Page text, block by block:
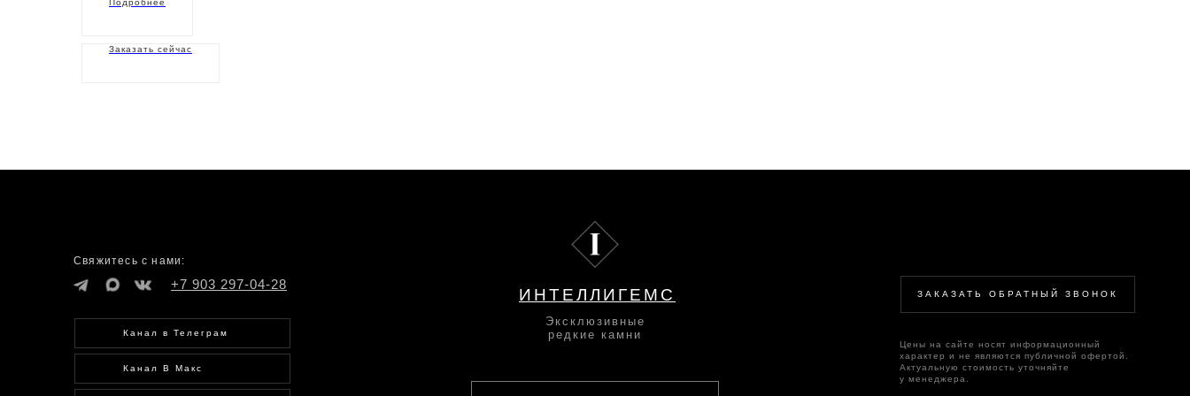
Подробнее
Заказать сейчас
ЗАКАЗАТЬ ОБРАТНЫЙ ЗВОНОК
Цены на сайте носят информационный
характер и не являются публичной офертой.
Актуальную стоимость уточняйте
у менеджера.
Эксклюзивные
редкие камни
ИНТЕЛЛИГЕМС
+7 903 297-04-28
Канал В Макс
Канал в Телеграм
Свяжитесь с нами: